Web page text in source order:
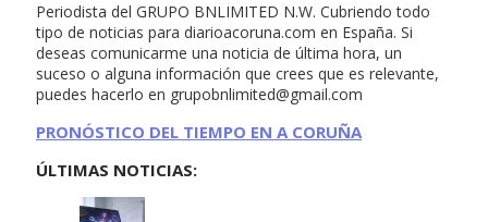
Periodista del GRUPO BNLIMITED N.W. Cubriendo todo
tipo de noticias para diarioacoruna.com en España. Si
deseas comunicarme una noticia de última hora, un
suceso o alguna información que crees que es relevante,
puedes hacerlo en grupobnlimited@gmail.com
PRONÓSTICO DEL TIEMPO EN A CORUÑA
ÚLTIMAS NOTICIAS: